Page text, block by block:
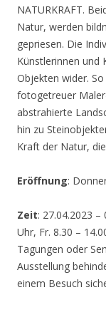
NATURKRAFT.
Natur, werden
gepriesen. Die
Künstlerinnen und
Objekten wider.
fotogetreuer
abstrahierte
hin zu
Kraft der Natur,
Eröffnung:
Zeit: 27.04.2023
Uhr, Fr. 8.30 –
Tagungen oder
Ausstellung
einem Besuch